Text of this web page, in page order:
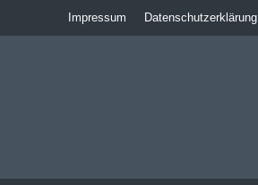
Impressum Datenschutzerklärung